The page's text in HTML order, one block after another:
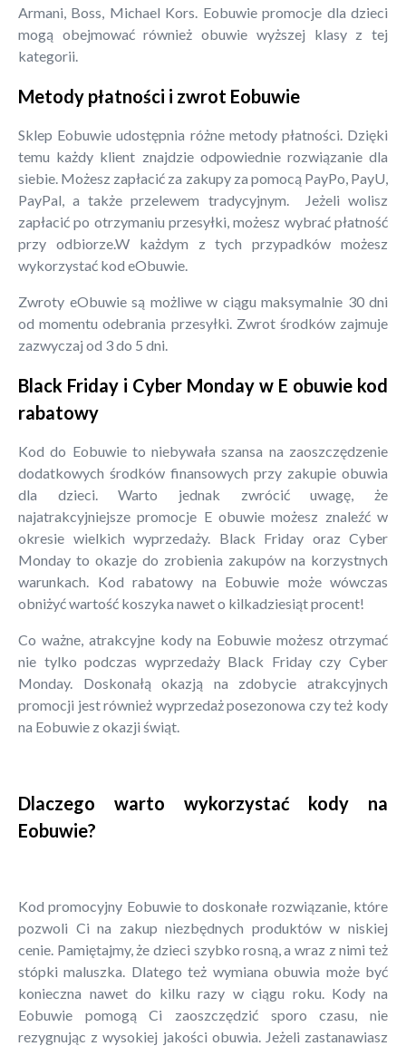
Armani, Boss, Michael Kors. Eobuwie promocje dla dzieci
mogą obejmować również obuwie wyższej klasy z tej
kategorii.
Metody płatności i zwrot Eobuwie
Sklep Eobuwie udostępnia różne metody płatności. Dzięki
temu każdy klient znajdzie odpowiednie rozwiązanie dla
siebie. Możesz zapłacić za zakupy za pomocą PayPo, PayU,
PayPal, a także przelewem tradycyjnym. Jeżeli wolisz
zapłacić po otrzymaniu przesyłki, możesz wybrać płatność
przy odbiorze.W każdym z tych przypadków możesz
wykorzystać kod eObuwie.
Zwroty eObuwie są możliwe w ciągu maksymalnie 30 dni
od momentu odebrania przesyłki. Zwrot środków zajmuje
zazwyczaj od 3 do 5 dni.
Black Friday i Cyber Monday w E obuwie kod
rabatowy
Kod do Eobuwie to niebywała szansa na zaoszczędzenie
dodatkowych środków finansowych przy zakupie obuwia
dla dzieci. Warto jednak zwrócić uwagę, że
najatrakcyjniejsze promocje E obuwie możesz znaleźć w
okresie wielkich wyprzedaży. Black Friday oraz Cyber
Monday to okazje do zrobienia zakupów na korzystnych
warunkach. Kod rabatowy na Eobuwie może wówczas
obniżyć wartość koszyka nawet o kilkadziesiąt procent!
Co ważne, atrakcyjne kody na Eobuwie możesz otrzymać
nie tylko podczas wyprzedaży Black Friday czy Cyber
Monday. Doskonałą okazją na zdobycie atrakcyjnych
promocji jest również wyprzedaż posezonowa czy też kody
na Eobuwie z okazji świąt.
Dlaczego warto wykorzystać kody na
Eobuwie?
Kod promocyjny Eobuwie to doskonałe rozwiązanie, które
pozwoli Ci na zakup niezbędnych produktów w niskiej
cenie. Pamiętajmy, że dzieci szybko rosną, a wraz z nimi też
stópki maluszka. Dlatego też wymiana obuwia może być
konieczna nawet do kilku razy w ciągu roku. Kody na
Eobuwie pomogą Ci zaoszczędzić sporo czasu, nie
rezygnując z wysokiej jakości obuwia. Jeżeli zastanawiasz